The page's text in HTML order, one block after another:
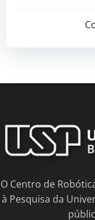
O Centro de
à Pesquisa da